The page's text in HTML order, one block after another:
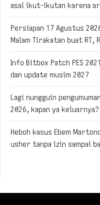
asal ikut-ikutan karena
Persiapan 17 Agustus
Malam Tirakatan buat RT,
Info Bitbox Patch PES
dan update musim 2027
Lagi nungguin
2026, kapan ya keluarnya?
Heboh kasus Ebem
usher tanpa izin sampai